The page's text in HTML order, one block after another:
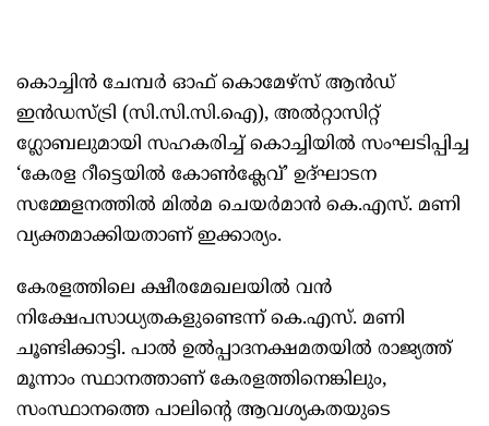
കൊച്ചിൻ ചേമ്പർ ഓഫ് കൊമേഴ്സ് ആൻഡ്
ഇൻഡസ്ട്രി (സി.സി.സി.ഐ), അൽറ്റാസിറ്റ്
ഗ്ലോബലുമായി സഹകരിച്ച് കൊച്ചിയിൽ സംഘടിപ്പിച്ച
‘കേരള റീട്ടെയിൽ കോൺക്ലേവ്’ ഉദ്ഘാടന
സമ്മേളനത്തിൽ മിൽമ ചെയർമാൻ കെ.എസ്. മണി
വ്യക്തമാക്കിയതാണ് ഇക്കാര്യം.
കേരളത്തിലെ ക്ഷീരമേഖലയിൽ വൻ
നിക്ഷേപസാധ്യതകളുണ്ടെന്ന് കെ.എസ്. മണി
ചൂണ്ടിക്കാട്ടി. പാൽ ഉൽപ്പാദനക്ഷമതയിൽ രാജ്യത്ത്
മൂന്നാം സ്ഥാനത്താണ് കേരളത്തിനെങ്കിലും,
സംസ്ഥാനത്തെ പാലിന്റെ ആവശ്യകതയുടെ